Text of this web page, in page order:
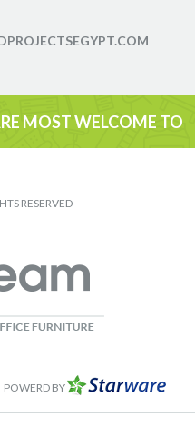
MOST WELCOME TO
RESERVED
POWERD BY